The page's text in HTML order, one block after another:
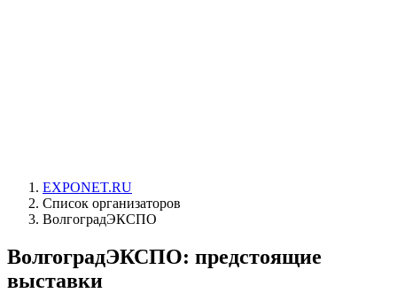
EXPONET.RU
Список организаторов
ВолгоградЭКСПО
ВолгоградЭКСПО: предстоящие
выставки